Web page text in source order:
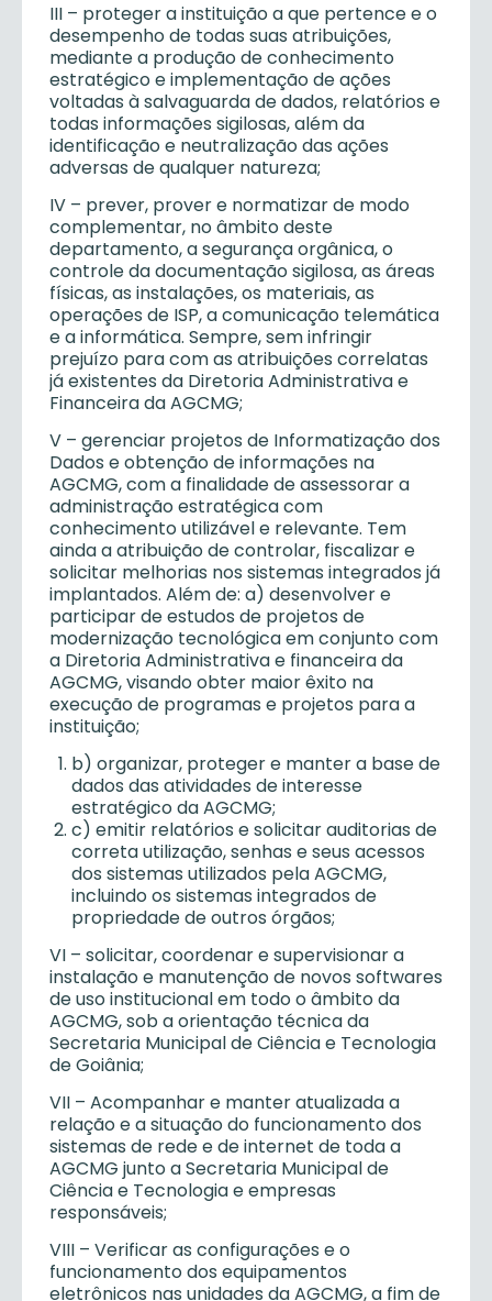
III – proteger a instituição a que pertence e o
desempenho de todas suas atribuições,
mediante a produção de conhecimento
estratégico e implementação de ações
voltadas à salvaguarda de dados, relatórios e
todas informações sigilosas, além da
identificação e neutralização das ações
adversas de qualquer natureza;
IV – prever, prover e normatizar de modo
complementar, no âmbito deste
departamento, a segurança orgânica, o
controle da documentação sigilosa, as áreas
físicas, as instalações, os materiais, as
operações de ISP, a comunicação telemática
e a informática. Sempre, sem infringir
prejuízo para com as atribuições correlatas
já existentes da Diretoria Administrativa e
Financeira da AGCMG;
V – gerenciar projetos de Informatização dos
Dados e obtenção de informações na
AGCMG, com a finalidade de assessorar a
administração estratégica com
conhecimento utilizável e relevante. Tem
ainda a atribuição de controlar, fiscalizar e
solicitar melhorias nos sistemas integrados já
implantados. Além de: a) desenvolver e
participar de estudos de projetos de
modernização tecnológica em conjunto com
a Diretoria Administrativa e financeira da
AGCMG, visando obter maior êxito na
execução de programas e projetos para a
instituição;
b) organizar, proteger e manter a base de
dados das atividades de interesse
estratégico da AGCMG;
c) emitir relatórios e solicitar auditorias de
correta utilização, senhas e seus acessos
dos sistemas utilizados pela AGCMG,
incluindo os sistemas integrados de
propriedade de outros órgãos;
VI – solicitar, coordenar e supervisionar a
instalação e manutenção de novos softwares
de uso institucional em todo o âmbito da
AGCMG, sob a orientação técnica da
Secretaria Municipal de Ciência e Tecnologia
de Goiânia;
VII – Acompanhar e manter atualizada a
relação e a situação do funcionamento dos
sistemas de rede e de internet de toda a
AGCMG junto a Secretaria Municipal de
Ciência e Tecnologia e empresas
responsáveis;
VIII – Verificar as configurações e o
funcionamento dos equipamentos
eletrônicos nas unidades da AGCMG, a fim de